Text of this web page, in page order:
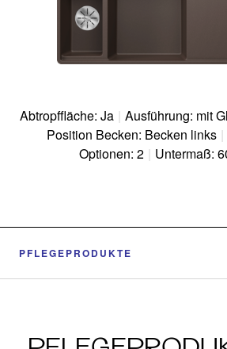
Abtropffläche: Ja | Ausführung: mit
Position Becken: Becken links |
Optionen: 2 | Untermaß:
PFLEGEPRODUKTE